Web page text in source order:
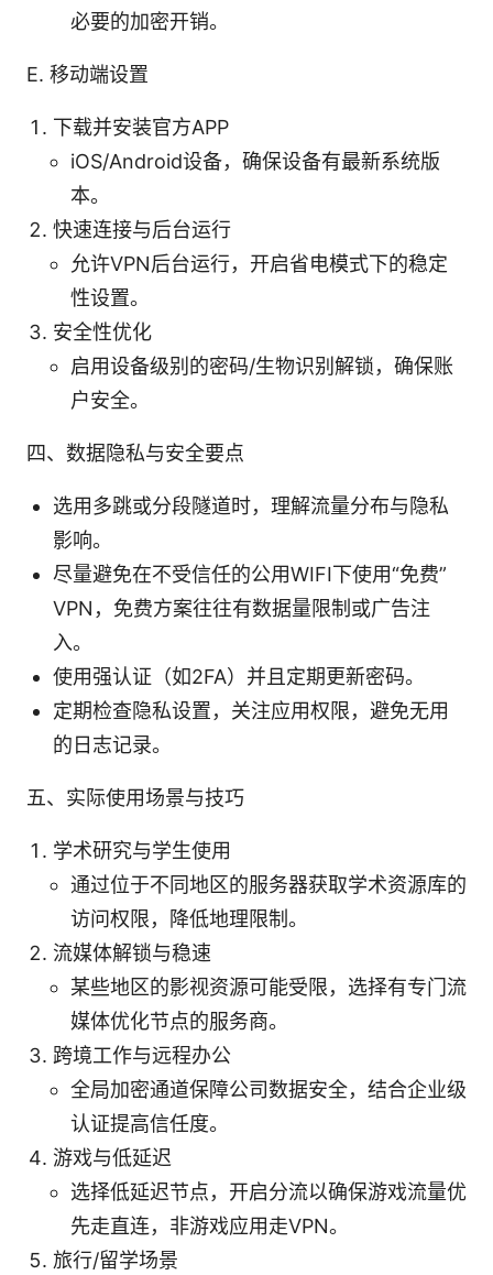
必要的加密开销。
E. 移动端设置
下载并安装官方APP
iOS/Android设备，确保设备有最新系统版
本。
快速连接与后台运行
允许VPN后台运行，开启省电模式下的稳定
性设置。
安全性优化
启用设备级别的密码/生物识别解锁，确保账
户安全。
四、数据隐私与安全要点
选用多跳或分段隧道时，理解流量分布与隐私
影响。
尽量避免在不受信任的公用WIFI下使用“免费”
VPN，免费方案往往有数据量限制或广告注
入。
使用强认证（如2FA）并且定期更新密码。
定期检查隐私设置，关注应用权限，避免无用
的日志记录。
五、实际使用场景与技巧
学术研究与学生使用
通过位于不同地区的服务器获取学术资源库的
访问权限，降低地理限制。
流媒体解锁与稳速
某些地区的影视资源可能受限，选择有专门流
媒体优化节点的服务商。
跨境工作与远程办公
全局加密通道保障公司数据安全，结合企业级
认证提高信任度。
游戏与低延迟
选择低延迟节点，开启分流以确保游戏流量优
先走直连，非游戏应用走VPN。
旅行/留学场景